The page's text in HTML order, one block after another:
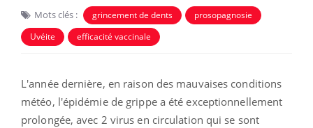
Mots clés : grincement de dents
prosopagnosie
Uvéite
efficacité vaccinale
L'année dernière, en raison des mauvaises conditions
météo, l'épidémie de grippe a été exceptionnellement
prolongée, avec 2 virus en circulation qui se sont